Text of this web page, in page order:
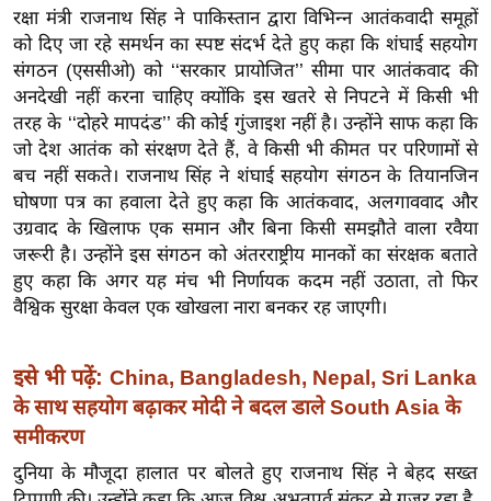
बे
मि
सा
ल
श
ख्सि
य
त
यं
ग
इं
या
सा
हि
त्य
ज
रक्षा मंत्री राजनाथ सिंह ने पाकिस्तान द्वारा विभिन्न आतंकवादी समूहों
को दिए जा रहे समर्थन का स्पष्ट संदर्भ देते हुए कहा कि शंघाई सहयोग
संगठन (एससीओ) को ‘‘सरकार प्रायोजित’’ सीमा पार आतंकवाद की
अनदेखी नहीं करना चाहिए क्योंकि इस खतरे से निपटने में किसी भी
तरह के ‘‘दोहरे मापदंड’’ की कोई गुंजाइश नहीं है। उन्होंने साफ कहा कि
जो देश आतंक को संरक्षण देते हैं, वे किसी भी कीमत पर परिणामों से
बच नहीं सकते। राजनाथ सिंह ने शंघाई सहयोग संगठन के तियानजिन
घोषणा पत्र का हवाला देते हुए कहा कि आतंकवाद, अलगाववाद और
उग्रवाद के खिलाफ एक समान और बिना किसी समझौते वाला रवैया
जरूरी है। उन्होंने इस संगठन को अंतरराष्ट्रीय मानकों का संरक्षक बताते
हुए कहा कि अगर यह मंच भी निर्णायक कदम नहीं उठाता, तो फिर
वैश्विक सुरक्षा केवल एक खोखला नारा बनकर रह जाएगी।
इसे भी पढ़ें: China, Bangladesh, Nepal, Sri Lanka
के साथ सहयोग बढ़ाकर मोदी ने बदल डाले South Asia के
समीकरण
दुनिया के मौजूदा हालात पर बोलते हुए राजनाथ सिंह ने बेहद सख्त